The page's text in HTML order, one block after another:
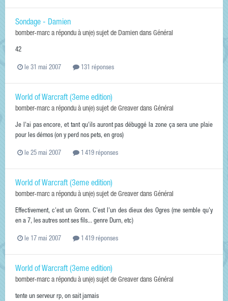
Sondage - Damien
bomber-marc a répondu à un(e) sujet de Damien dans Général
42
le 31 mai 2007 131 réponses
World of Warcraft (3eme edition)
bomber-marc a répondu à un(e) sujet de Greaver dans Général
Je l'ai pas encore, et tant qu'ils auront pas débuggé la zone ça sera une plaie
pour les démos (on y perd nos pets, en gros)
le 25 mai 2007 1 419 réponses
World of Warcraft (3eme edition)
bomber-marc a répondu à un(e) sujet de Greaver dans Général
Effectivement, c'est un Gronn. C'est l'un des dieux des Ogres (me semble qu'y
en a 7, les autres sont ses fils... genre Durn, etc)
le 17 mai 2007 1 419 réponses
World of Warcraft (3eme edition)
bomber-marc a répondu à un(e) sujet de Greaver dans Général
tente un serveur rp, on sait jamais